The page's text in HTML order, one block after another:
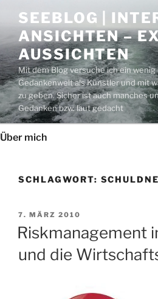
Inhalt
springen
SEEBLOG |
ANSICHTEN –
AUSSICHTEN
Mit dem Blog versuche ich ein wenig
Gedankenwelt als Künstler und mit
zu geben. Sicher ist auch manches
Gedanken bzw. laut gedacht
Über mich
SCHLAGWORT:
VERÖFFENTLICHT
AM
7. MÄRZ 2010
Riskmanagement
und die